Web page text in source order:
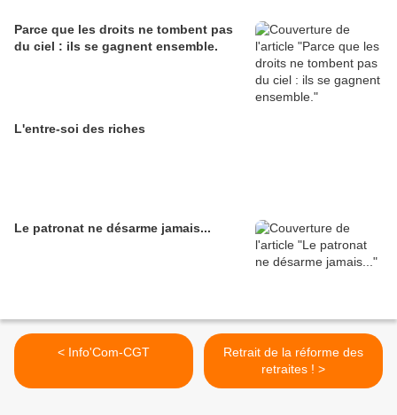
Parce que les droits ne tombent pas
du ciel : ils se gagnent ensemble.
L'entre-soi des riches
Le patronat ne désarme jamais...
< Info'Com-CGT
Retrait de la réforme des
retraites ! >